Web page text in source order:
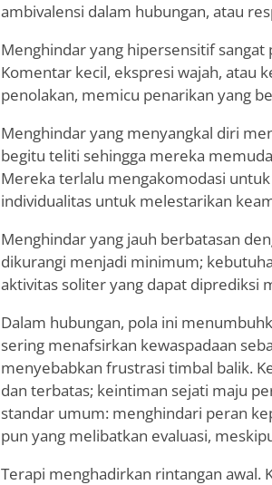
ambivalensi dalam hubungan, atau
Menghindar yang hipersensitif
Komentar kecil, ekspresi wajah, atau
penolakan, memicu penarikan yang
Menghindar yang menyangkal diri
begitu teliti sehingga mereka
Mereka terlalu mengakomodasi
individualitas untuk melestarikan
Menghindar yang jauh berbatasan
dikurangi menjadi minimum;
aktivitas soliter yang dapat diprediksi
Dalam hubungan, pola ini
sering menafsirkan kewaspadaan
menyebabkan frustrasi timbal balik.
dan terbatas; keintiman sejati maju
standar umum: menghindari peran
pun yang melibatkan evaluasi,
Terapi menghadirkan rintangan awal.